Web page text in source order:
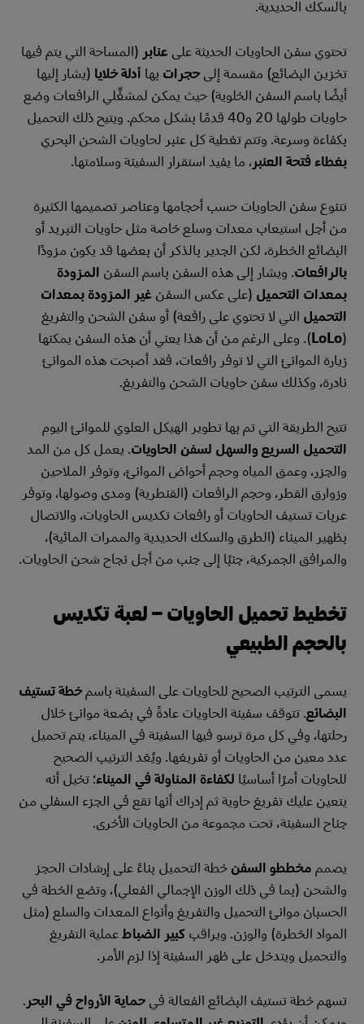
بالسكك الحديدية.
تحتوي سفن الحاويات الحديثة على عنابر (المساحة التي يتم فيها
تخزين البضائع) مقسمة إلىحجرات بها أدلة خلايا (يشار إليها
أيضًا باسم السفن الخلوية) حيث يمكن لمشغِّلي الرافعات وضع
حاويات طولها 20 و40 قدمًا بشكل محكم. ويتيح ذلك التحميل
بكفاءة وسرعة. وتتم تغطية كل عنبر لحاويات الشحن البحري
بغطاء فتحة العنبر، ما يفيد استقرار السفينة وسلامتها.
تتنوع سفن الحاويات حسب أحجامها وعناصر تصميمها الكثيرة
من أجل استيعاب معدات وسلع خاصة مثل حاويات التبريد أو
البضائع الخطرة، لكن الجدير بالذكر أن بعضها قد يكون مزودًا
بالرافعات. ويشار إلى هذه السفن باسم السفن المزودة
بمعدات التحميل (على عكس السفن غير المزودة بمعدات
التحميل التي لا تحتوي على رافعة) أو سفن الشحن والتفريغ
(
LoLo). وعلى الرغم من أن هذا يعني أن هذه السفن يمكنها
زيارة الموانئ التي لا توفر رافعات، فقد أصبحت هذه الموانئ
نادرة، وكذلك سفن حاويات الشحن والتفريغ.
تتيح الطريقة التي تم بها تطوير الهيكل العلوي للموانئ اليوم
التحميل السريع والسهل لسفن الحاويات. يعمل كل من المد
والجزر، وعمق المياه وحجم أحواض الموانئ، وتوفر الملاحين
وزوارق القطر، وحجم الرافعات (القنطرية) ومدى وصولها، وتوفر
عربات تستيف الحاويات أو رافعات تكديس الحاويات، والاتصال
بظهير الميناء (الطرق والسكك الحديدية والممرات المائية)،
والمرافق الجمركية، جنبًا إلى جنب من أجل نجاح شحن الحاويات.
تخطيط تحميل الحاويات – لعبة تكديس
بالحجم الطبيعي
يسمى الترتيب الصحيح للحاويات على السفينة باسمخطة تستيف
البضائع. تتوقف سفينة الحاويات عادةً في بضعة موانئ خلال
رحلتها، وفي كل مرة ترسو فيها السفينة في الميناء، يتم تحميل
عدد معين من الحاويات أو تفريغها. ويُعَد الترتيب الصحيح
للحاويات أمرًا أساسيًا لكفاءة المناولة في الميناء؛ تخيل أنه
يتعين عليك تفريغ حاوية ثم إدراك أنها تقع في الجزء السفلي من
جناح السفينة، تحت مجموعة من الحاويات الأخرى.
يصمممخططو السفنخطة التحميل بناءً على إرشادات الحجز
والشحن (بما في ذلك الوزن الإجمالي الفعلي)، وتضع الخطة في
الحسبان موانئ التحميل والتفريغ وأنواع المعدات والسلع (مثل
المواد الخطرة) والوزن. ويراقبكبير الضباطعملية التفريغ
والتحميل ويتدخل على ظهر السفينة إذا لزم الأمر.
تسهم خطة تستيف البضائع الفعالة فيحماية الأرواح في البحر.